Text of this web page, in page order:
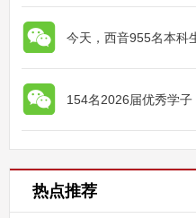
今天，西音955名本科
154名2026届优秀学子
热点推荐